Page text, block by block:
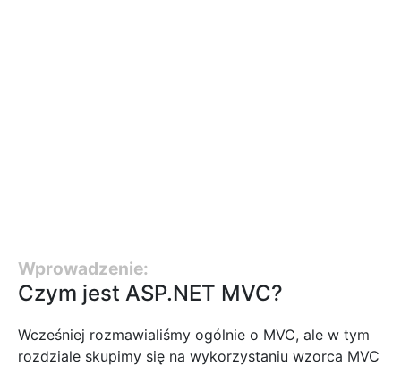
Wprowadzenie:
Czym jest ASP.NET MVC?
Wcześniej rozmawialiśmy ogólnie o MVC, ale w tym
rozdziale skupimy się na wykorzystaniu wzorca MVC